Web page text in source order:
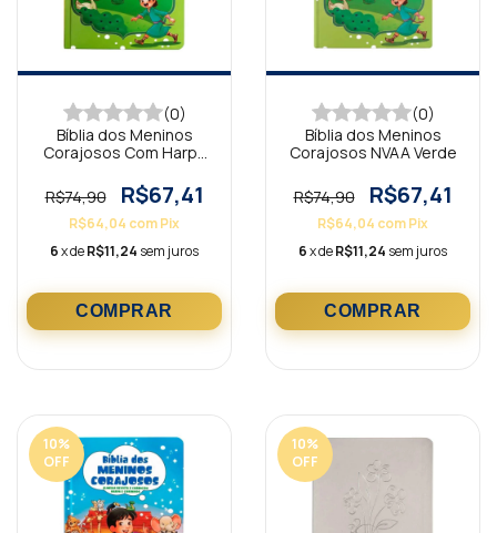
(0)
Bíblia dos Meninos
Corajosos Com Harpa
R$74,90
R$67,41
R$64,04 comPix
6x deR$11,24 sem juros
(0)
Bíblia dos Meninos
Corajosos NVAA Verde
R$74,90 R$67,41
R$64,04 comPix
6x deR$11,24 sem juros
10%
OFF
10%
OFF